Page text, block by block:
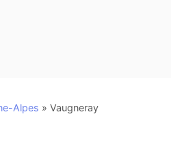
Alpes » Vaugneray